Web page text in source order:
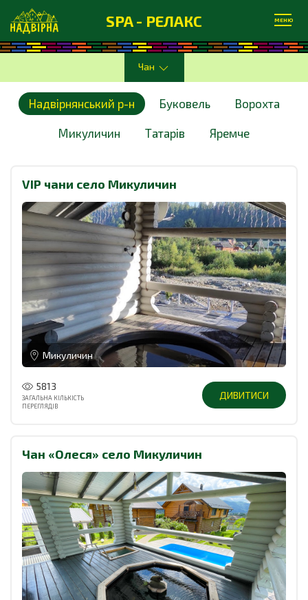
SPA - РЕЛАКС МЕНЮ
Чан
Надвірнянський р-н Буковель Ворохта
Микуличин Татарів Яремче
VIP чани село Микуличин
Микуличин
5813
ЗАГАЛЬНА КІЛЬКІСТЬ
ПЕРЕГЛЯДІВ
ДИВИТИСИ
Чан «Олеся» село Микуличин